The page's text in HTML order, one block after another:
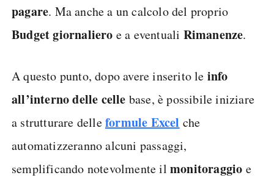
pagare. Ma anche a un calcolo del proprio
Budget giornaliero e a eventuali Rimanenze.
A questo punto, dopo avere inserito le info
all’interno delle celle base, è possibile iniziare
a strutturare delleformule Excel che
automatizzeranno alcuni passaggi,
semplificando notevolmente il monitoraggio e